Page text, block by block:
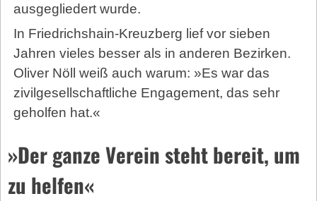
ausgegliedert wurde.
In Friedrichshain-Kreuzberg lief vor sieben
Jahren vieles besser als in anderen Bezirken.
Oliver Nöll weiß auch warum: »Es war das
zivilgesellschaftliche Engagement, das sehr
geholfen hat.«
»Der ganze Verein steht bereit, um
zu helfen«